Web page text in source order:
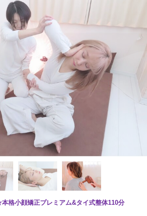
格小顔矯正プレミアム&タイ式整体110分